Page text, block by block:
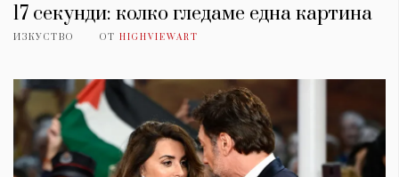
17 секунди: колко гледаме една картина
ИЗКУСТВО ОТ HIGHVIEWART